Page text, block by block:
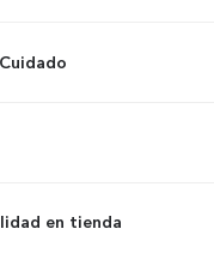
en tienda